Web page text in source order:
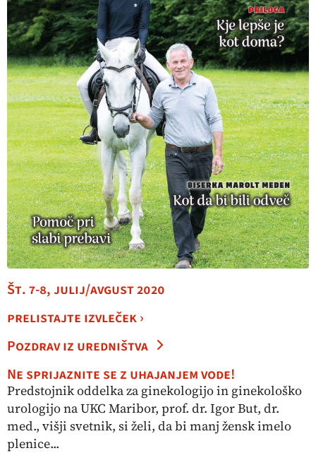
Št. 7-8, julij/avgust 2020
prelistajte izvleček ›
Pozdrav iz uredništva
Ne sprijaznite se z uhajanjem vode!
Predstojnik oddelka za ginekologijo in ginekološko
urologijo na UKC Maribor, prof. dr. Igor But, dr.
med., višji svetnik, si želi, da bi manj žensk imelo
plenice...